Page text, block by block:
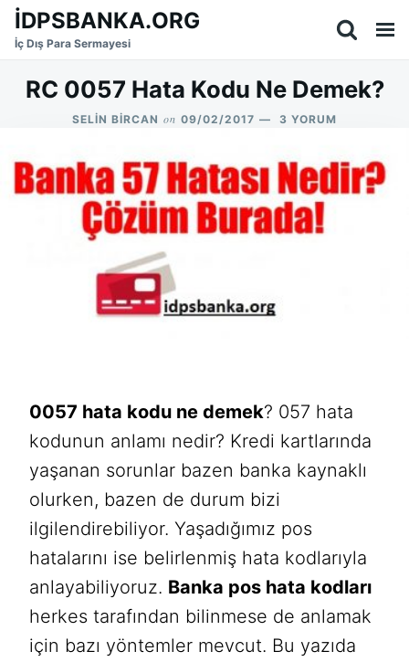
SkipSearch
for:
İDPSBANKA.ORG
İç Dış Para Sermayesi
RC 0057 Hata Kodu Ne Demek?
SELIN BIRCAN on 09/02/2017
RC
KODU
NE
DEMEK?
IÇIN
3 YORUM
0057 hata kodu ne demek? 057 hata
kodunun anlamı nedir? Kredi kartlarında
yaşanan sorunlar bazen banka kaynaklı
olurken, bazen de durum bizi
ilgilendirebiliyor. Yaşadığımız pos
hatalarını ise belirlenmiş hata kodlarıyla
anlayabiliyoruz. Banka pos hata kodları
herkes tarafından bilinmese de anlamak
için bazı yöntemler mevcut. Bu yazıda